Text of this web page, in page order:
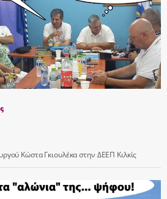
Κώστα Γκιουλέκα στην ΔΕΕΠ Κιλκίς